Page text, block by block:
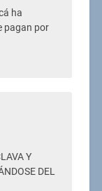
ha
pagan por
Y
DEL